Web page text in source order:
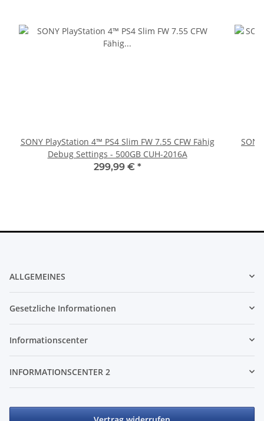
SONY PlayStation 4™ PS4 Slim FW 7.55 CFW Fähig
Debug Settings - 500GB CUH-2016A
299,99 € *
ALLGEMEINES
Gesetzliche Informationen
Informationscenter
INFORMATIONSCENTER 2